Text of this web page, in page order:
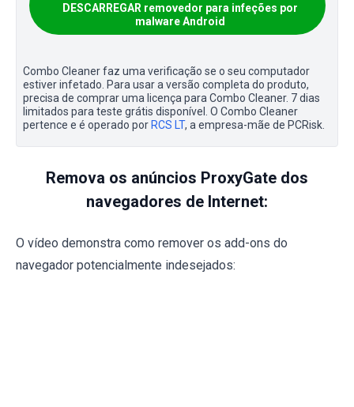
DESCARREGAR removedor para infeções por
malware Android
Combo Cleaner faz uma verificação se o seu computador
estiver infetado. Para usar a versão completa do produto,
precisa de comprar uma licença para Combo Cleaner. 7 dias
limitados para teste grátis disponível. O Combo Cleaner
pertence e é operado por RCS LT, a empresa-mãe de PCRisk.
Remova os anúncios ProxyGate dos
navegadores de Internet:
O vídeo demonstra como remover os add-ons do
navegador potencialmente indesejados: